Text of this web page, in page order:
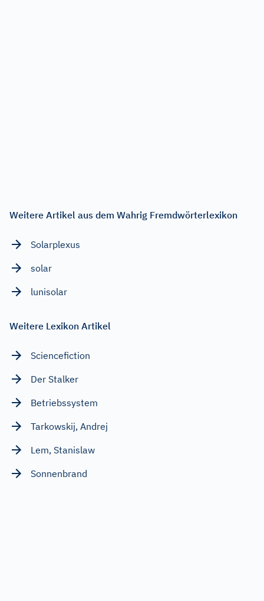
Weitere Artikel aus dem Wahrig Fremdwörterlexikon
Solarplexus
solar
lunisolar
Weitere Lexikon Artikel
Sciencefiction
Der Stalker
Betriebssystem
Tarkowskij, Andrej
Lem, Stanislaw
Sonnenbrand